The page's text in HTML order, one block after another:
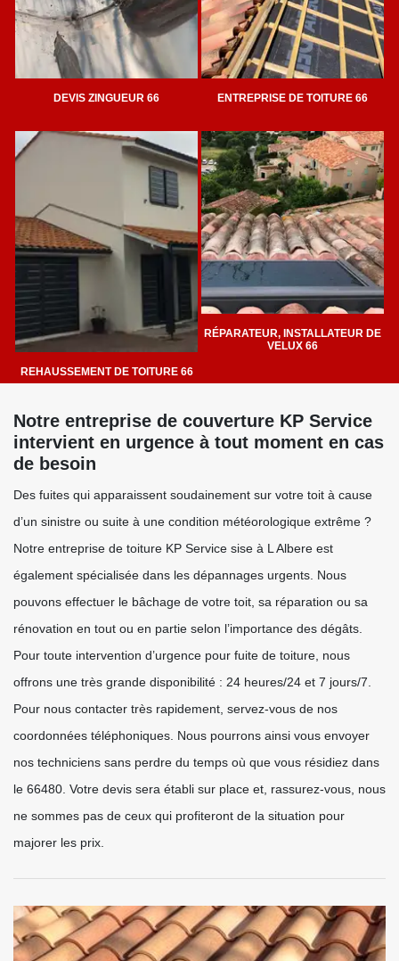
DEVIS ZINGUEUR 66 ENTREPRISE DE TOITURE 66
REHAUSSEMENT DE TOITURE 66
RÉPARATEUR, INSTALLATEUR DE
VELUX 66
Notre entreprise de couverture KP Service
intervient en urgence à tout moment en cas
de besoin
Des fuites qui apparaissent soudainement sur votre toit à cause
d’un sinistre ou suite à une condition météorologique extrême ?
Notre entreprise de toiture KP Service sise à L Albere est
également spécialisée dans les dépannages urgents. Nous
pouvons effectuer le bâchage de votre toit, sa réparation ou sa
rénovation en tout ou en partie selon l’importance des dégâts.
Pour toute intervention d’urgence pour fuite de toiture, nous
offrons une très grande disponibilité : 24 heures/24 et 7 jours/7.
Pour nous contacter très rapidement, servez-vous de nos
coordonnées téléphoniques. Nous pourrons ainsi vous envoyer
nos techniciens sans perdre du temps où que vous résidiez dans
le 66480. Votre devis sera établi sur place et, rassurez-vous, nous
ne sommes pas de ceux qui profiteront de la situation pour
majorer les prix.